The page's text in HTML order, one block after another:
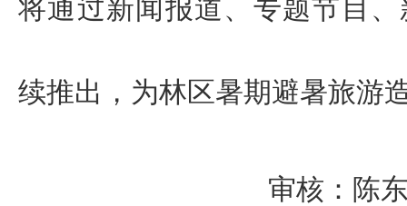
将通过新闻报道、专题节目
续推出， 为林区暑期避暑旅游
审核：陈